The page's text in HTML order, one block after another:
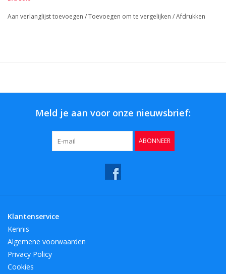
Aan verlanglijst toevoegen /Toevoegen om te vergelijken /Afdrukken
Meld je aan voor onze nieuwsbrief:
ABONNEER
Klantenservice
Kennis
Algemene voorwaarden
Privacy Policy
Cookies